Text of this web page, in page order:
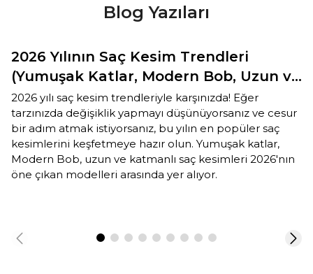
Blog Yazıları
2026 Yılının Saç Kesim Trendleri
(Yumuşak Katlar, Modern Bob, Uzun ve
Katmanlı Saçlar)
2026 yılı saç kesim trendleriyle karşınızda! Eğer
tarzınızda değişiklik yapmayı düşünüyorsanız ve cesur
bir adım atmak istiyorsanız, bu yılın en popüler saç
kesimlerini keşfetmeye hazır olun. Yumuşak katlar,
Modern Bob, uzun ve katmanlı saç kesimleri 2026'nın
öne çıkan modelleri arasında yer alıyor.